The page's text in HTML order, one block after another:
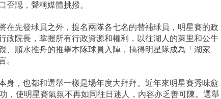
否認，聲稱媒體挑撥。
在先發球員之外，提名兩隊各七名的替補球員，明星賽的政
政院長，掌握所有行政資源和權利，以往湖人的萊里和公牛
、順水推舟的推舉本隊球員入陣，搞得明星隊成為「湖家
。
身，也都和選舉一樣是場年度大拜拜。近年來明星賽秀味愈
，使明星賽氣氛不再如同往日迷人，內容亦乏善可陳。選舉